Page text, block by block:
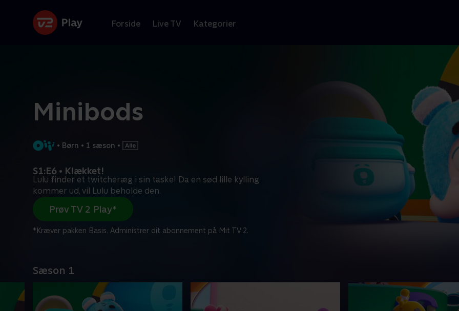
Forside Live TV Kategorier
Minibods
• Børn • 1 sæson •
S1:E6 • Klækket!
Lulu finder et twitcheræg i sin taske! Da en sød lille kylling
kommer ud, vil Lulu beholde den.
Prøv TV 2 Play*
*Kræver pakken Basis. Administrer dit abonnement på Mit TV 2.
Sæson 1